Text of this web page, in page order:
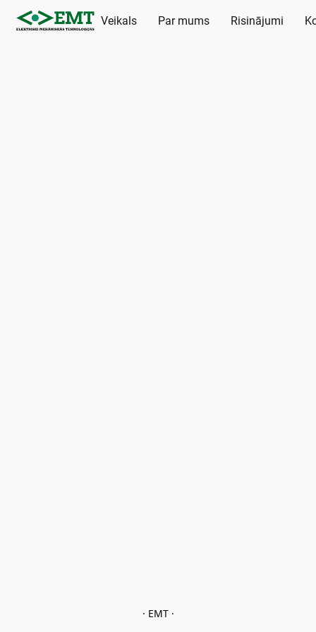
Veikals Par mums Risinājumi
· EMT ·